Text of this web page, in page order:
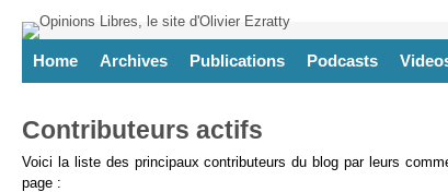
Home Archives Publications Podcasts
Contributeurs actifs
Voici la liste des principaux contributeurs du blog par leurs
page :